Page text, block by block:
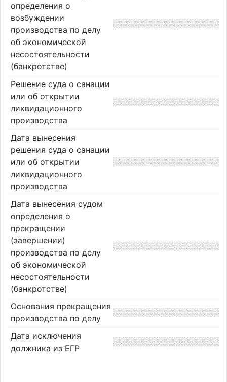
определения о
возбуждении
производства по делу
об экономической
несостоятельности
(банкротстве)
Решение суда о санации
или об открытии
ликвидационного
производства
Дата вынесения
решения суда о санации
или об открытии
ликвидационного
производства
Дата вынесения судом
определения о
прекращении
(завершении)
производства по делу
об экономической
несостоятельности
(банкротстве)
Основания прекращения
производства по делу
Дата исключения
должника из ЕГР